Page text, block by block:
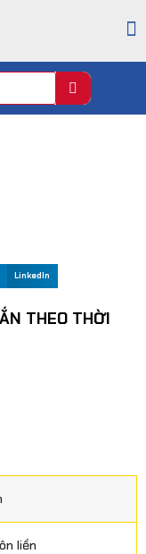
LinkedIn
THEO THỜI
liền